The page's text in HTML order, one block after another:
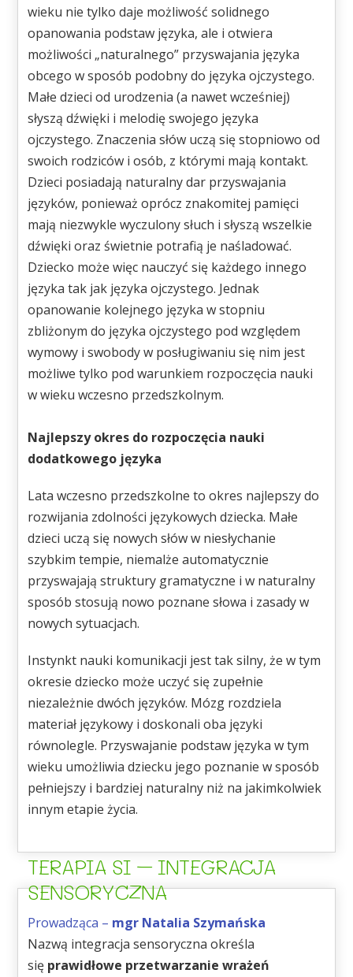
wieku nie tylko daje możliwość solidnego
opanowania podstaw języka, ale i otwiera
możliwości „naturalnego” przyswajania języka
obcego w sposób podobny do języka ojczystego.
Małe dzieci od urodzenia (a nawet wcześniej)
słyszą dźwięki i melodię swojego języka
ojczystego. Znaczenia słów uczą się stopniowo od
swoich rodziców i osób, z którymi mają kontakt.
Dzieci posiadają naturalny dar przyswajania
języków, ponieważ oprócz znakomitej pamięci
mają niezwykle wyczulony słuch i słyszą wszelkie
dźwięki oraz świetnie potrafią je naśladować.
Dziecko może więc nauczyć się każdego innego
języka tak jak języka ojczystego. Jednak
opanowanie kolejnego języka w stopniu
zbliżonym do języka ojczystego pod względem
wymowy i swobody w posługiwaniu się nim jest
możliwe tylko pod warunkiem rozpoczęcia nauki
w wieku wczesno przedszkolnym.
Najlepszy okres do rozpoczęcia nauki
dodatkowego języka
Lata wczesno przedszkolne to okres najlepszy do
rozwijania zdolności językowych dziecka. Małe
dzieci uczą się nowych słów w niesłychanie
szybkim tempie, niemalże automatycznie
przyswajają struktury gramatyczne i w naturalny
sposób stosują nowo poznane słowa i zasady w
nowych sytuacjach.
Instynkt nauki komunikacji jest tak silny, że w tym
okresie dziecko może uczyć się zupełnie
niezależnie dwóch języków. Mózg rozdziela
materiał językowy i doskonali oba języki
równolegle. Przyswajanie podstaw języka w tym
wieku umożliwia dziecku jego poznanie w sposób
pełniejszy i bardziej naturalny niż na jakimkolwiek
innym etapie życia.
TERAPIA SI – INTEGRACJA
SENSORYCZNA
Prowadząca – mgr Natalia Szymańska
Nazwą integracja sensoryczna określa
się prawidłowe przetwarzanie wrażeń